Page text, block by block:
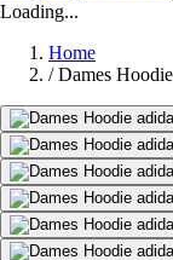
Loading...
Home
/ Dames